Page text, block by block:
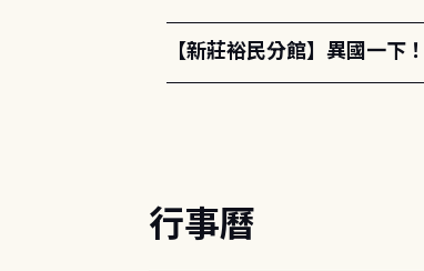
【新莊裕民分館】異國一
行事曆